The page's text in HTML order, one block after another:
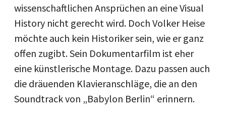
wissenschaftlichen Ansprüchen an eine Visual
History nicht gerecht wird. Doch Volker Heise
möchte auch kein Historiker sein, wie er ganz
offen zugibt. Sein Dokumentarfilm ist eher
eine künstlerische Montage. Dazu passen auch
die dräuenden Klavieranschläge, die an den
Soundtrack von „Babylon Berlin“ erinnern.